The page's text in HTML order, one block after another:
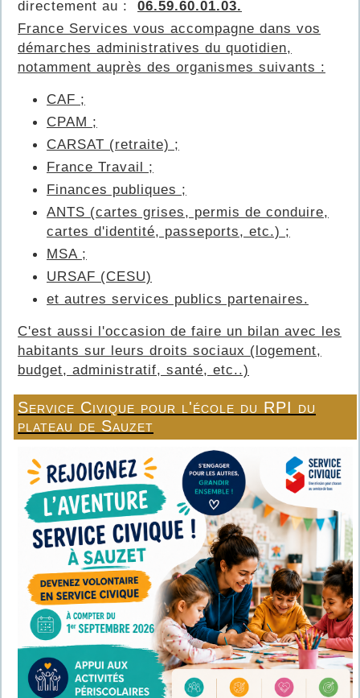
directement au : 06.59.60.01.03.
France Services vous accompagne dans vos
démarches administratives du quotidien,
notamment auprès des organismes suivants :
CAF ;
CPAM ;
CARSAT (retraite) ;
France Travail ;
Finances publiques ;
ANTS (cartes grises, permis de conduire,
cartes d'identité, passeports, etc.) ;
MSA ;
URSAF (CESU)
et autres services publics partenaires.
C'est aussi l'occasion de faire un bilan avec les
habitants sur leurs droits sociaux (logement,
budget, administratif, santé, etc..)
Service Civique pour l'école du RPI du
plateau de Sauzet